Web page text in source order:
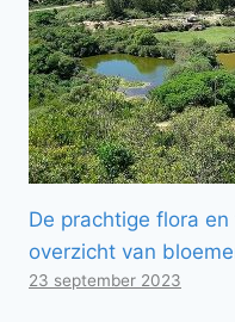
De prachtige flora
overzicht van
23 september 2023